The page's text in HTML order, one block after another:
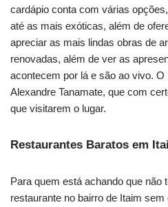
cardápio conta com várias
até as mais exóticas, além de
apreciar as mais lindas obras de
renovadas, além de ver as
acontecem por lá e são ao vivo.
Alexandre Tanamate, que com
que visitarem o lugar.
Restaurantes Baratos em
Para quem está achando que não
restaurante no bairro de Itaim